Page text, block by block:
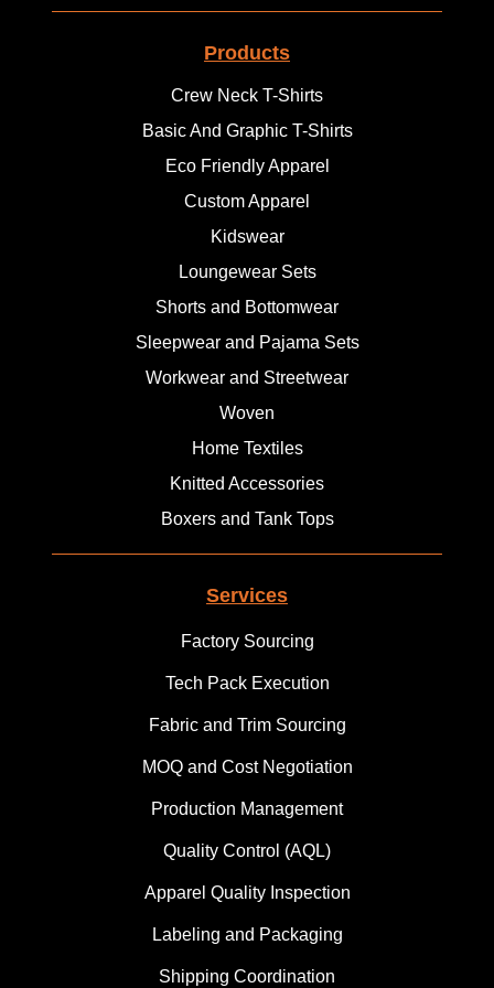
Products
Crew Neck T-Shirts
Basic And Graphic T-Shirts
Eco Friendly Apparel
Custom Apparel
Kidswear
Loungewear Sets
Shorts and Bottomwear
Sleepwear and Pajama Sets
Workwear and Streetwear
Woven
Home Textiles
Knitted Accessories
Boxers and Tank Tops
Services
Factory Sourcing
Tech Pack Execution
Fabric and Trim Sourcing
MOQ and Cost Negotiation
Production Management
Quality Control (AQL)
Apparel Quality Inspection
Labeling and Packaging
Shipping Coordination